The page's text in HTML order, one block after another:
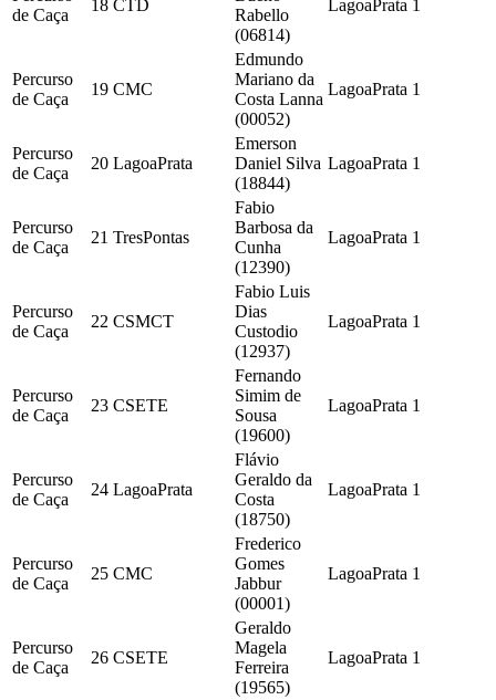
de Caça
18 CTD
Rabello
(06814)
LagoaPrata 1
Percurso
de Caça
19 CMC
Edmundo
Mariano da
Costa Lanna
(00052)
LagoaPrata 1
Percurso
de Caça
20 LagoaPrata
Emerson
Daniel Silva
(18844)
LagoaPrata 1
Percurso
de Caça
21 TresPontas
Fabio
Barbosa da
Cunha
(12390)
LagoaPrata 1
Percurso
de Caça
22 CSMCT
Fabio Luis
Dias
Custodio
(12937)
LagoaPrata 1
Percurso
de Caça
23 CSETE
Fernando
Simim de
Sousa
(19600)
LagoaPrata 1
Percurso
de Caça
24 LagoaPrata
Flávio
Geraldo da
Costa
(18750)
LagoaPrata 1
Percurso
de Caça
25 CMC
Frederico
Gomes
Jabbur
(00001)
LagoaPrata 1
Percurso
de Caça
26 CSETE
Geraldo
Magela
Ferreira
(19565)
LagoaPrata 1